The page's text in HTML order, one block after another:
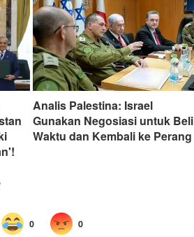
Analis Palestina: Israel
Gunakan Negosiasi untuk Beli
Waktu dan Kembali ke Perang